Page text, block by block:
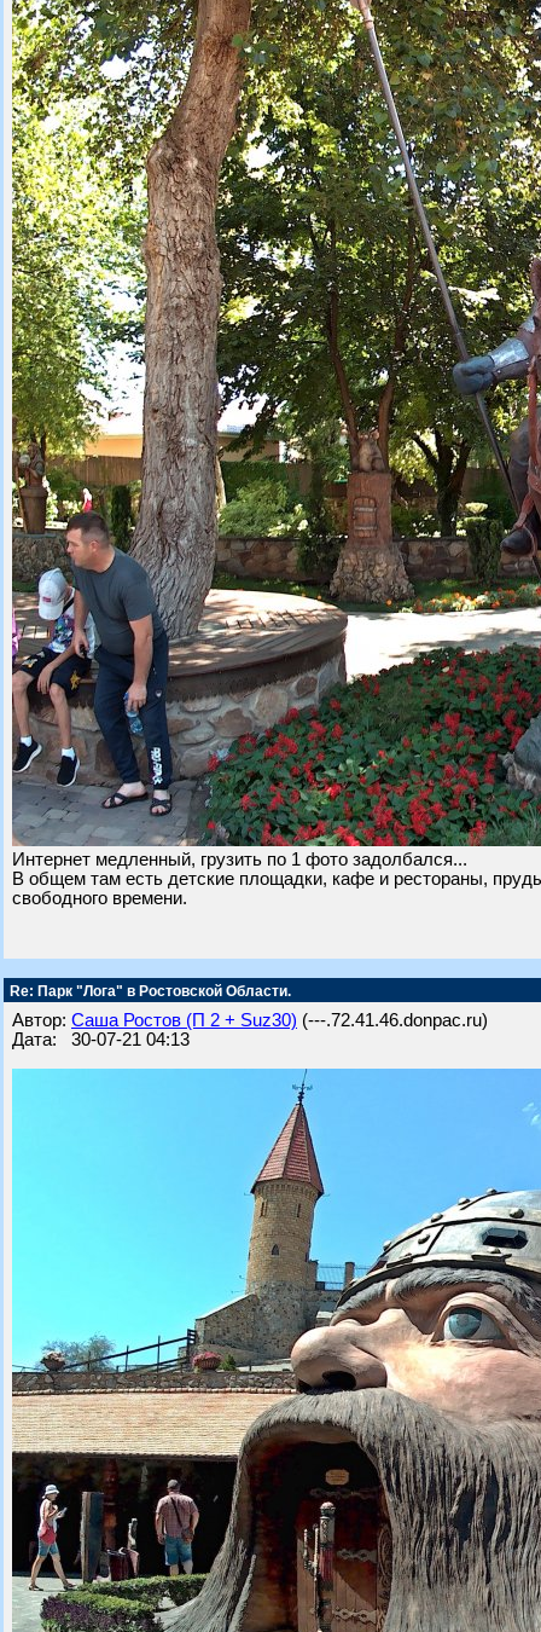
Интернет медленный, грузить по 1 фото задолбался...
В общем там есть детские площадки, кафе и рестораны,
свободного времени.
Re: Парк "Лога" в Ростовской Области.
Автор: Саша Ростов (П 2 + Suz30) (---.72.41.46.donpac.ru)
Дата: 30-07-21 04:13